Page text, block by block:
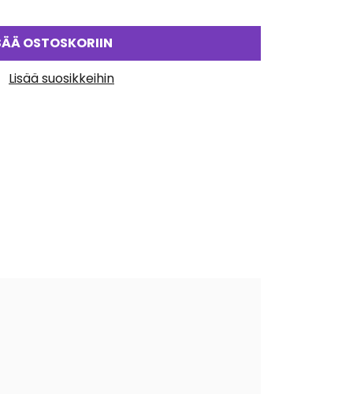
OSTOSKORIIN
Lisää suosikkeihin